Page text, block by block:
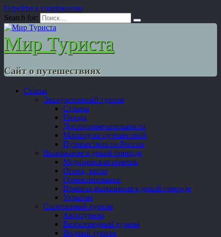
Перейти к содержанию
Search for:
Мир Туриста
Сайт о путешествиях
Статьи
Экскурсионный туризм
Страны
Города
Достопримечательности
Маршруты путешествий
Путешествия по России
Выживание в дикой природе
Медицинская помощь
Огонь, тепло
Ориентирование
Правила выживания в дикой природе
Укрытие
Спортивный туризм
Автотуризм
Велосипедный туризм
Водный туризм